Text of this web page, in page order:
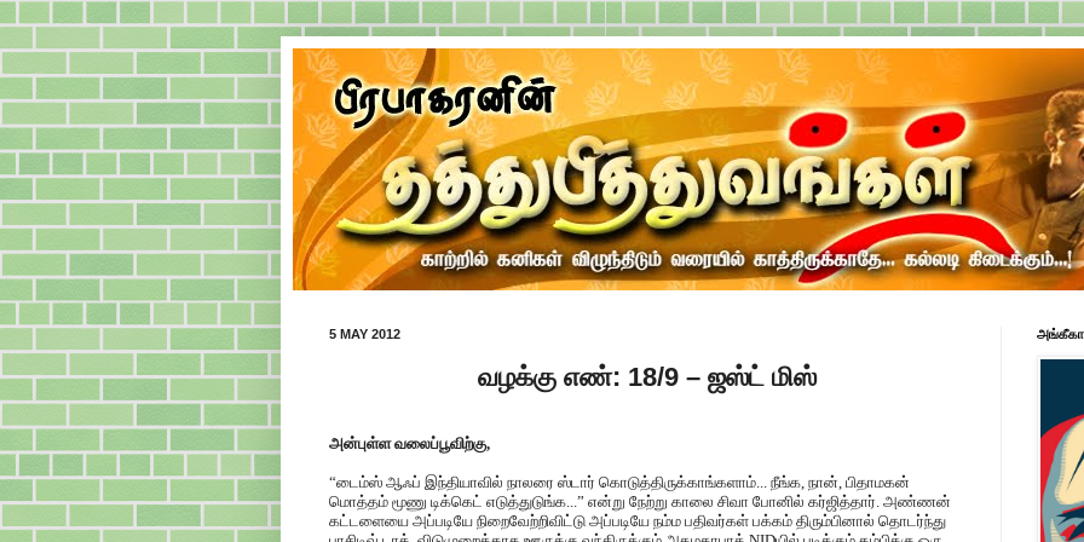
5 MAY 2012
வழக்கு எண்: 18/9 – ஜஸ்ட் மிஸ்
அன்புள்ள வலைப்பூவிற்கு,
“டைம்ஸ் ஆஃப் இந்தியாவில் நாலரை ஸ்டார் கொடுத்திருக்காங்களாம்... நீங்க, நான், பிதாமகன்
மொத்தம் மூணு டிக்கெட் எடுத்துடுங்க...” என்று நேற்று காலை சிவா போனில் கர்ஜித்தார். அண்ணன்
கட்டளையை அப்படியே நிறைவேற்றிவிட்டு அப்படியே நம்ம பதிவர்கள் பக்கம் திரும்பினால் தொடர்ந்து